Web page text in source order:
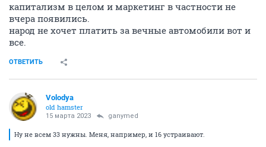
капитализм в целом и маркетинг в частности не
вчера появились.
народ не хочет платить за вечные автомобили вот и
все.
ОТВЕТИТЬ
Volodya
old hamster
15 марта 2023 ganymed
Ну не всем 33 нужны. Меня, например, и 16 устраивают.